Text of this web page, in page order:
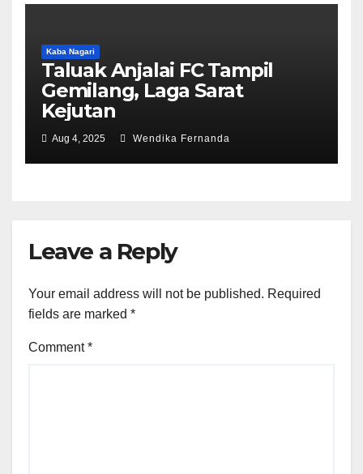
Kaba Nagari
Taluak Anjalai FC Tampil
Gemilang, Laga Sarat
Kejutan
Aug 4, 2025 Wendika Fernanda
Leave a Reply
Your email address will not be published. Required
fields are marked *
Comment*